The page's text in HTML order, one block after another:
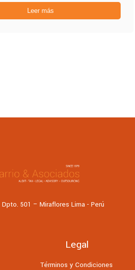
Leer más
501 – Miraflores Lima - Perú
Legal
Términos y Condiciones